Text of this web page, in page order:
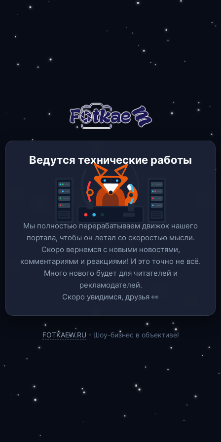
Ведутся технические работы
Мы полностью перерабатываем движок нашего
портала, чтобы он летал со скоростью мысли.
Скоро вернемся c новыми новостями,
комментариями и реакциями! И это точно не всё.
Много нового будет для читателей и
рекламодателей.
Скоро увидимся, друзья 👀
FOTKAEW.RU - Шоу-бизнес в объективе!